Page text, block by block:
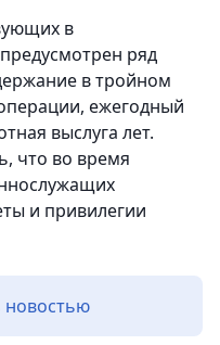
в
ряд
в тройном
ежегодный
выслуга лет.
что во время
и привилегии
новостью